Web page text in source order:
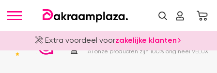
Extra voordeel voorzakelijke klanten
Officieel VELUX Dealer
Al onze producten zijn 100% origineel VELUX